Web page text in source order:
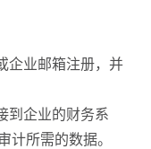
企业邮箱注册，并
到企业的财务系
计所需的数据。